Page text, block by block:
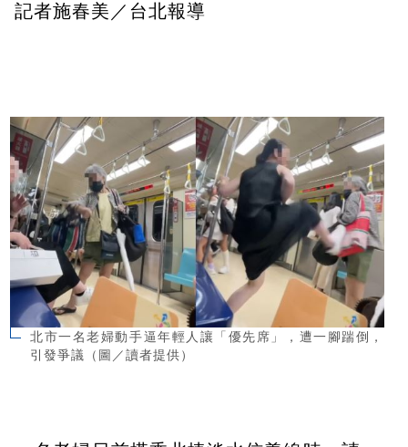
記者施春美／台北報導
北市一名老婦動手逼年輕人讓「優先席」，遭一腳踹倒，
引發爭議（圖／讀者提供）